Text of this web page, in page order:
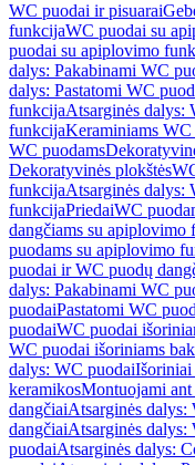
WC puodai ir pisuarai
funkcijaWC puodai su
puodai su apiplovimo
dalys: Pakabinami WC
dalys: Pastatomi WC
funkcijaAtsarginės dalys:
funkcijaKeraminiams WC
WC puodams
Dekoratyvinės plokštės
funkcijaAtsarginės dalys:
funkcijaPriedaiWC
dangčiams su apiplovimo
puodams su apiplovimo
puodai ir WC puodų
dalys: Pakabinami WC
puodaiPastatomi WC
puodaiWC puodai
WC puodai išoriniams
dalys: WC puodaiIšoriniai
keramikosMontuojami
dangčiaiAtsarginės dalys:
dangčiaiAtsarginės dalys:
puodaiAtsarginės dalys: